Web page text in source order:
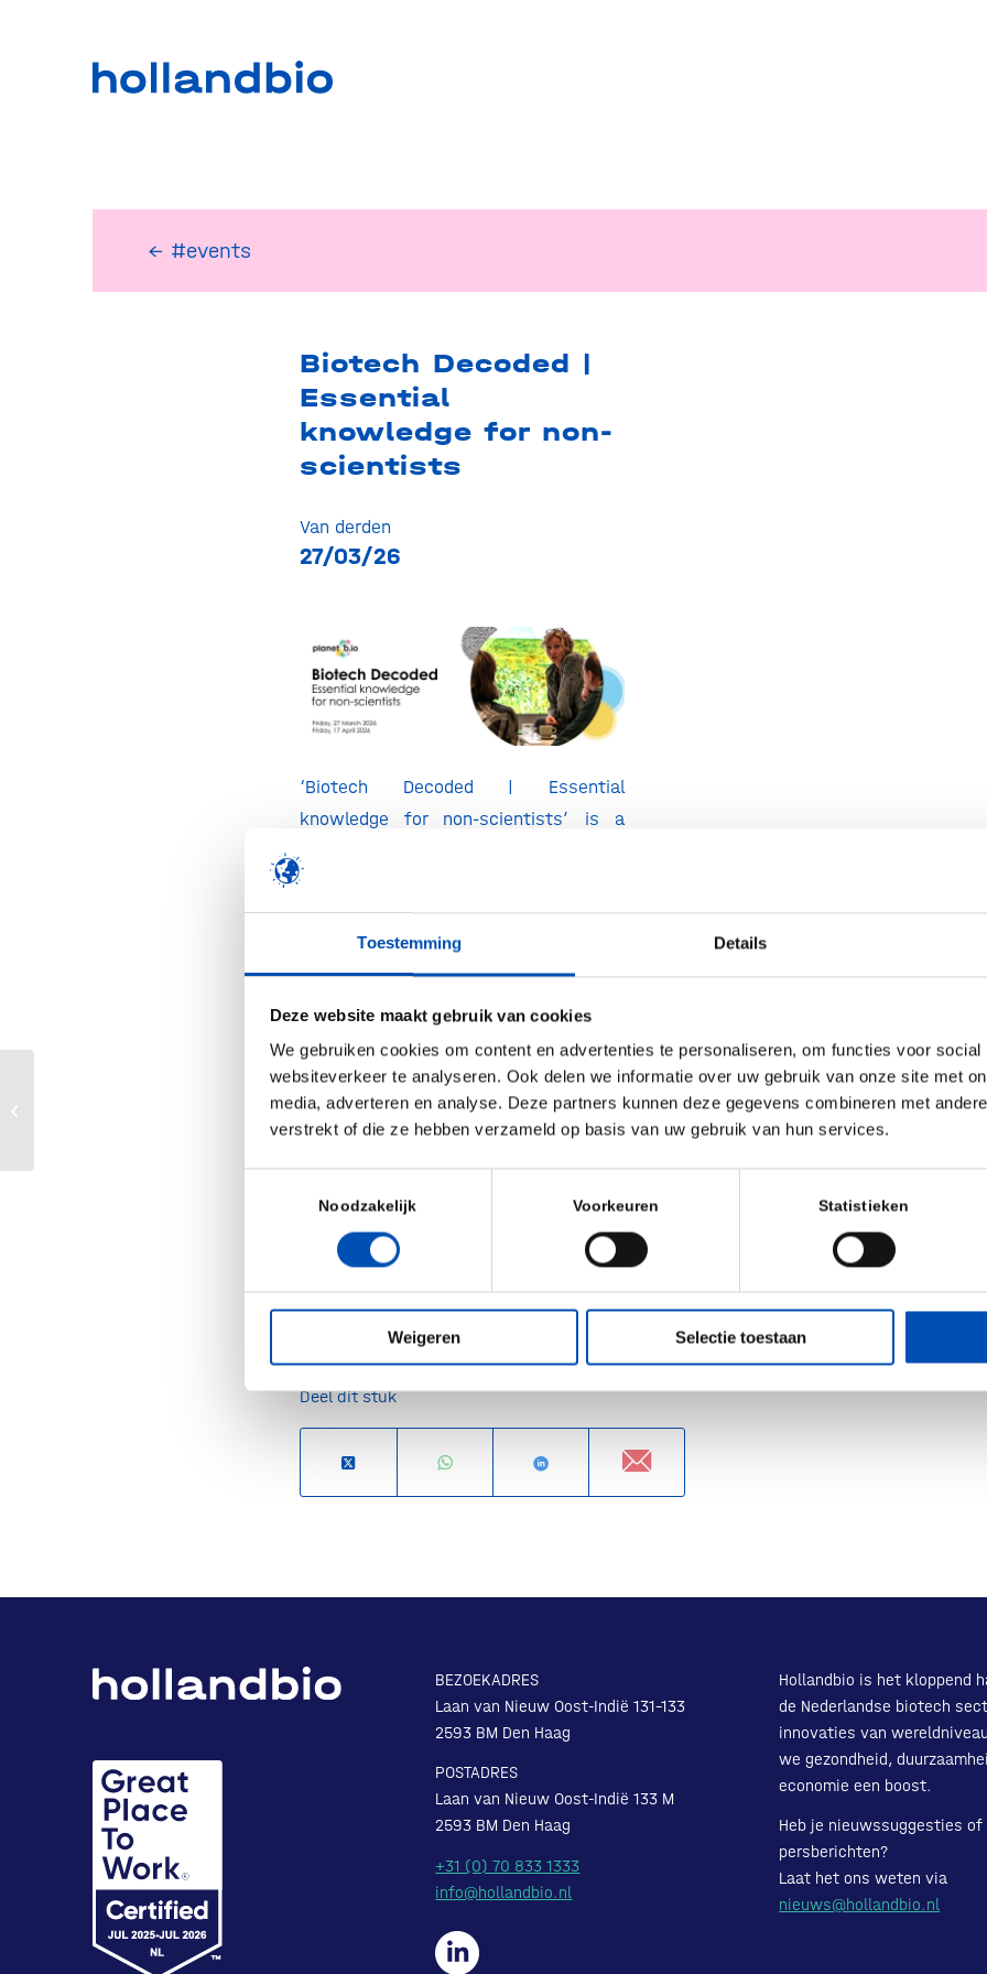
Toestemming Details
Deze website maakt gebruik van cookies
We gebruiken cookies om content en advertenties te personaliseren, om functies voor
websiteverkeer te analyseren. Ook delen we informatie over uw gebruik van onze site met
media, adverteren en analyse. Deze partners kunnen deze gegevens combineren met
verstrekt of die ze hebben verzameld op basis van uw gebruik van hun services.
Noodzakelijk Voorkeuren Statistieken
Weigeren Selectie toestaan
← #events
Biotech Decoded |
Essential
knowledge for non-
scientists
Van derden
27/03/26
‘Biotech Decoded | Essential
knowledge for non-scientists’ is a
professionals without a biotechnology
background who work in or with the
biotech sector. The course explains
the fundamentals of biotechnology,
why it is unique, and how it shapes
today’s major societal and industrial
challenges. After this training,
participants will better understand the
biotech context of their organization
and be able to perform their role more
effectively within a biotech-driven
environment.
Deel dit stuk
BEZOEKADRES
Laan van Nieuw Oost-Indië 131-133
2593 BM Den Haag
POSTADRES
Laan van Nieuw Oost-Indië 133 M
2593 BM Den Haag
+31 (0) 70 833 1333
info@hollandbio.nl
Hollandbio is het kloppend
de Nederlandse biotech
innovaties van
we gezondheid,
economie een boost.
Heb je nieuwssuggesties of
persberichten?
Laat het ons weten via
nieuws@hollandbio.nl